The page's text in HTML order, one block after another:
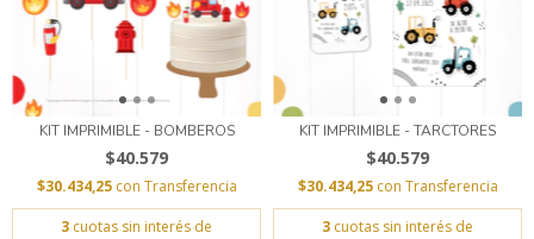
KIT IMPRIMIBLE - BOMBEROS
$40.579
$30.434,25 con Transferencia
3 cuotas sin interés de
KIT IMPRIMIBLE - TARCTORES
$40.579
$30.434,25 con Transferencia
3 cuotas sin interés de